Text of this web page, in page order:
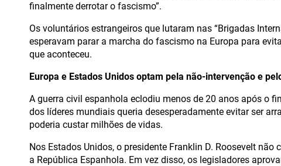
finalmente derrotar o fascismo”.
Os voluntários estrangeiros que lutaram nas “Brigadas
esperavam parar a marcha do fascismo na Europa para
que aconteceu.
Europa e Estados Unidos optam pela não-intervenção e
A guerra civil espanhola eclodiu menos de 20 anos após o
dos líderes mundiais queria desesperadamente evitar ser
poderia custar milhões de vidas.
Nos Estados Unidos, o presidente Franklin D. Roosevelt
a República Espanhola. Em vez disso, os legisladores